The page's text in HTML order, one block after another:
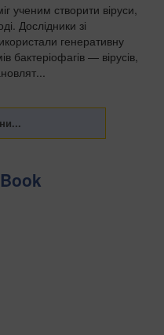
ученим створити віруси,
Дослідники зі
генеративну
бактеріофагів — вірусів,